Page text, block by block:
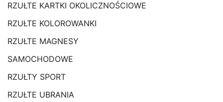
RZUŁTE KARTKI OKOLICZNOŚCIOWE
RZUŁTE KOLOROWANKI
RZUŁTE MAGNESY
SAMOCHODOWE
RZUŁTY SPORT
RZUŁTE UBRANIA